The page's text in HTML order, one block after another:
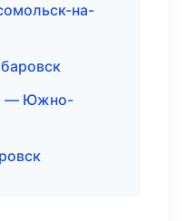
на-
— Южно-